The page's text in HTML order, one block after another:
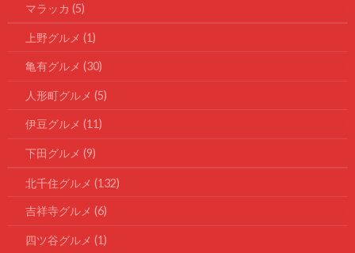
マラッカ (5)
上野グルメ (1)
亀有グルメ (30)
人形町グルメ (5)
伊豆グルメ (11)
下田グルメ (9)
北千住グルメ (132)
吉祥寺グルメ (6)
四ツ谷グルメ (1)